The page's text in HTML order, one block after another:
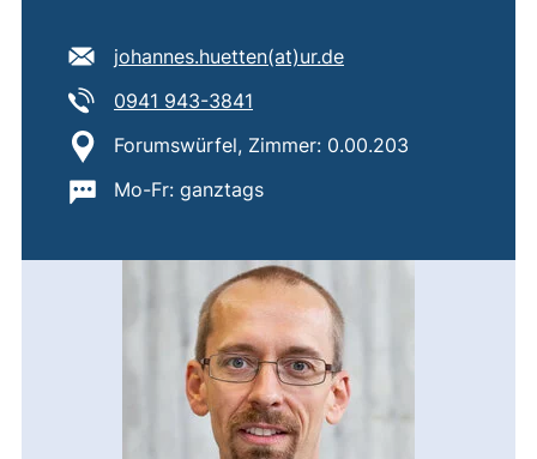
E-Mail Adresse:
johannes.huetten​(at)​ur.de(öffnet Ihr E-Mail-
Tel:
0941 943-3841
Standort:
Forumswürfel, Zimmer: 0.00.203
Wichtige Informationen:
Mo-Fr: ganztags